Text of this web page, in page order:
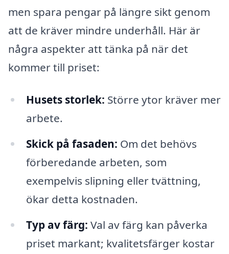
men spara pengar på längre sikt genom
att de kräver mindre underhåll. Här är
några aspekter att tänka på när det
kommer till priset:
Husets storlek: Större ytor kräver mer
arbete.
Skick på fasaden: Om det behövs
förberedande arbeten, som
exempelvis slipning eller tvättning,
ökar detta kostnaden.
Typ av färg: Val av färg kan påverka
priset markant; kvalitetsfärger kostar